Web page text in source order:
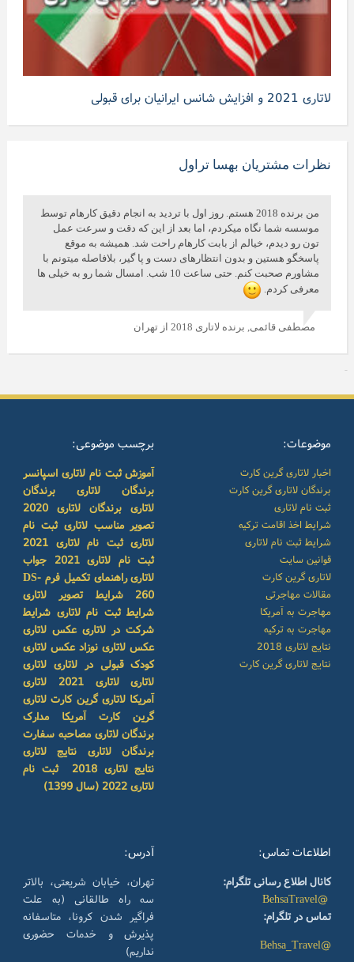
لاتاری 2021 و افزایش شانس ایرانیان برای قبولی
نظرات مشتریان بهسا تراول
من برنده 2018 هستم. روز اول با تردید به انجام دقیق کارهام توسط
موسسه شما نگاه میکردم، اما بعد از این که دقت و سرعت عمل
تون رو دیدم، خیالم از بابت کارهام راحت شد. همیشه به موقع
پاسخگو هستین و بدون انتظارهای دست و پا گیر، بلافاصله میتونم با
مشاورم صحبت کنم. حتی ساعت 10 شب. امسال شما رو به خیلی ها
معرفی کردم.
مصطفی قائمی, برنده لاتاری 2018 از تهران
برچسب موضوعی:
آموزش ثبت نام لاتاری اسپانسر
برندگان لاتاری
برندگان
لاتاری برندگان لاتاری 2020
تصویر مناسب لاتاری ثبت نام
لاتاری ثبت نام لاتاری 2021
ثبت نام لاتاری 2021
جواب
لاتاری
راهنمای تکمیل فرم DS-
260
شرایط تصویر لاتاری
شرایط ثبت نام لاتاری شرایط
شرکت در لاتاری عکس لاتاری
عکس لاتاری نوزاد عکس لاتاری
کودک قبولی در لاتاری لاتاری
لاتاریلاتاری 2021
لاتاری
آمریکا لاتاری گرین کارت لاتاری
گرین کارت آمریکا
مدارک
برندگان لاتاری مصاحبه سفارت
برندگان لاتاری
نتایج لاتاری
نتایج لاتاری 2018
ثبت نام
لاتاری 2022 (سال 1399)
موضوعات:
اخبار لاتاری گرین کارت
برندگان لاتاری گرین کارت
ثبت نام لاتاری
شرایط اخذ اقامت ترکیه
شرایط ثبت نام لاتاری
قوانین سایت
لاتاری گرین کارت
مقالات مهاجرتی
مهاجرت به آمریکا
مهاجرت به ترکیه
نتایج لاتاری 2018
نتایج لاتاری گرین کارت
آدرس:
تهران، خیابان شریعتی، بالاتر
سه راه طالقانی (به علت
فراگیر شدن کرونا، متاسفانه
پذیرش و خدمات حضوری
نداریم)
اطلاعات تماس:
کانال اطلاع رسانی تلگرام:
@BehsaTravel
تماس در تلگرام:
@Behsa_Travel